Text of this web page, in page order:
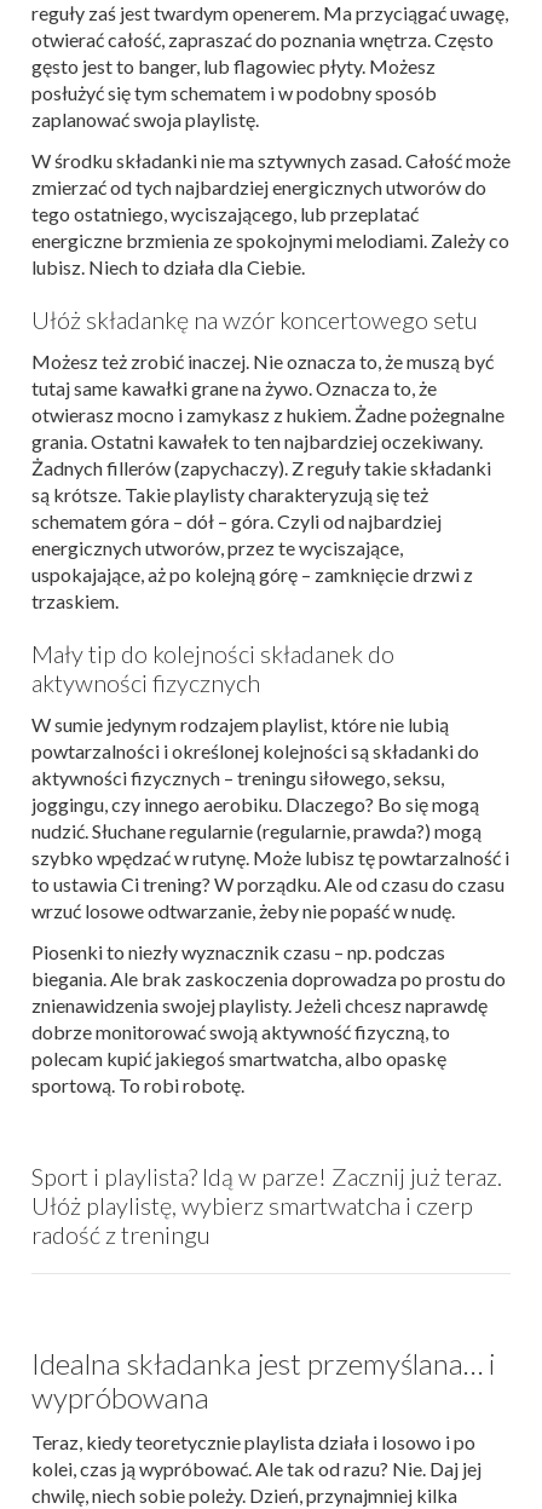
reguły zaś jest twardym openerem. Ma przyciągać uwagę,
otwierać całość, zapraszać do poznania wnętrza. Często
gęsto jest to banger, lub flagowiec płyty. Możesz
posłużyć się tym schematem i w podobny sposób
zaplanować swoja playlistę.
W środku składanki nie ma sztywnych zasad. Całość może
zmierzać od tych najbardziej energicznych utworów do
tego ostatniego, wyciszającego, lub przeplatać
energiczne brzmienia ze spokojnymi melodiami. Zależy co
lubisz. Niech to działa dla Ciebie.
Ułóż składankę na wzór koncertowego setu
Możesz też zrobić inaczej. Nie oznacza to, że muszą być
tutaj same kawałki grane na żywo. Oznacza to, że
otwierasz mocno i zamykasz z hukiem. Żadne pożegnalne
grania. Ostatni kawałek to ten najbardziej oczekiwany.
Żadnych fillerów (zapychaczy). Z reguły takie składanki
są krótsze. Takie playlisty charakteryzują się też
schematem góra – dół – góra. Czyli od najbardziej
energicznych utworów, przez te wyciszające,
uspokajające, aż po kolejną górę – zamknięcie drzwi z
trzaskiem.
Mały tip do kolejności składanek do
aktywności fizycznych
W sumie jedynym rodzajem playlist, które nie lubią
powtarzalności i określonej kolejności są składanki do
aktywności fizycznych – treningu siłowego, seksu,
joggingu, czy innego aerobiku. Dlaczego? Bo się mogą
nudzić. Słuchane regularnie (regularnie, prawda?) mogą
szybko wpędzać w rutynę. Może lubisz tę powtarzalność i
to ustawia Ci trening? W porządku. Ale od czasu do czasu
wrzuć losowe odtwarzanie, żeby nie popaść w nudę.
Piosenki to niezły wyznacznik czasu – np. podczas
biegania. Ale brak zaskoczenia doprowadza po prostu do
znienawidzenia swojej playlisty. Jeżeli chcesz naprawdę
dobrze monitorować swoją aktywność fizyczną, to
polecam kupić jakiegoś smartwatcha, albo opaskę
sportową. To robi robotę.
Sport i playlista? Idą w parze! Zacznij już teraz.
Ułóż playlistę, wybierz smartwatcha i czerp
radość z treningu
Idealna składanka jest przemyślana… i
wypróbowana
Teraz, kiedy teoretycznie playlista działa i losowo i po
kolei, czas ją wypróbować. Ale tak od razu? Nie. Daj jej
chwilę, niech sobie poleży. Dzień, przynajmniej kilka